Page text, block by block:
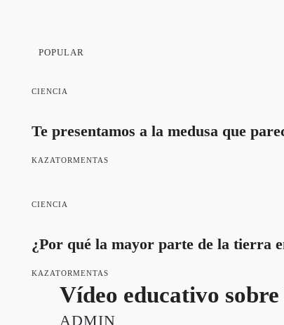
POPULAR
CIENCIA
Te presentamos a la medusa que
KAZATORMENTAS
CIENCIA
¿Por qué la mayor parte de la tierra
KAZATORMENTAS
Vídeo educativo
ADMIN